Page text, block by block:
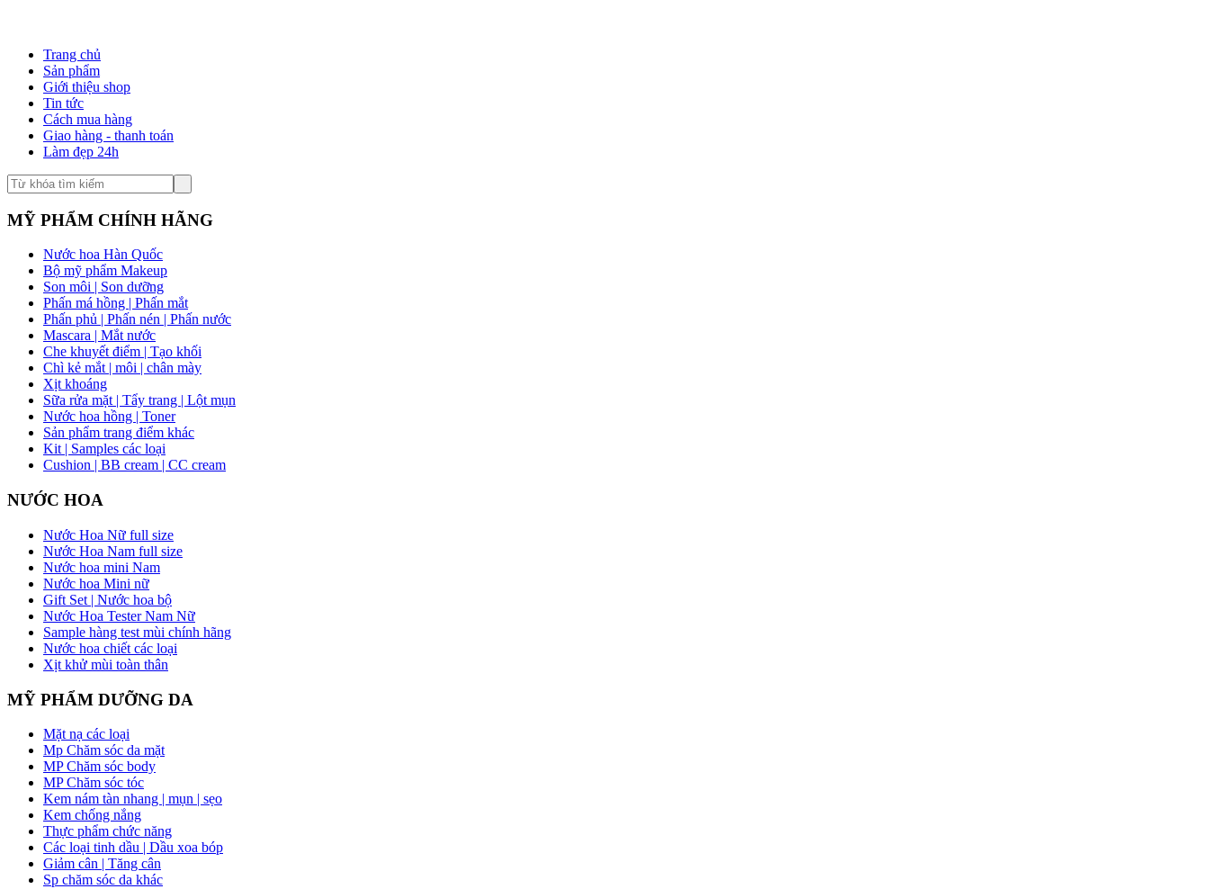
Trang chủ
Sản phẩm
Giới thiệu shop
Tin tức
Cách mua hàng
Giao hàng - thanh toán
Làm đẹp 24h
MỸ PHẨM CHÍNH HÃNG
Nước hoa Hàn Quốc
Bộ mỹ phẩm Makeup
Son môi | Son dưỡng
Phấn má hồng | Phấn mắt
Phấn phủ | Phấn nén | Phấn nước
Mascara | Mắt nước
Che khuyết điểm | Tạo khối
Chì kẻ mắt | môi | chân mày
Xịt khoáng
Sữa rửa mặt | Tẩy trang | Lột mụn
Nước hoa hồng | Toner
Sản phẩm trang điểm khác
Kit | Samples các loại
Cushion | BB cream | CC cream
NƯỚC HOA
Nước Hoa Nữ full size
Nước Hoa Nam full size
Nước hoa mini Nam
Nước hoa Mini nữ
Gift Set | Nước hoa bộ
Nước Hoa Tester Nam Nữ
Sample hàng test mùi chính hãng
Nước hoa chiết các loại
Xịt khử mùi toàn thân
MỸ PHẨM DƯỠNG DA
Mặt nạ các loại
Mp Chăm sóc da mặt
MP Chăm sóc body
MP Chăm sóc tóc
Kem nám tàn nhang | mụn | sẹo
Kem chống nắng
Thực phẩm chức năng
Các loại tinh dầu | Dầu xoa bóp
Giảm cân | Tăng cân
Sp chăm sóc da khác